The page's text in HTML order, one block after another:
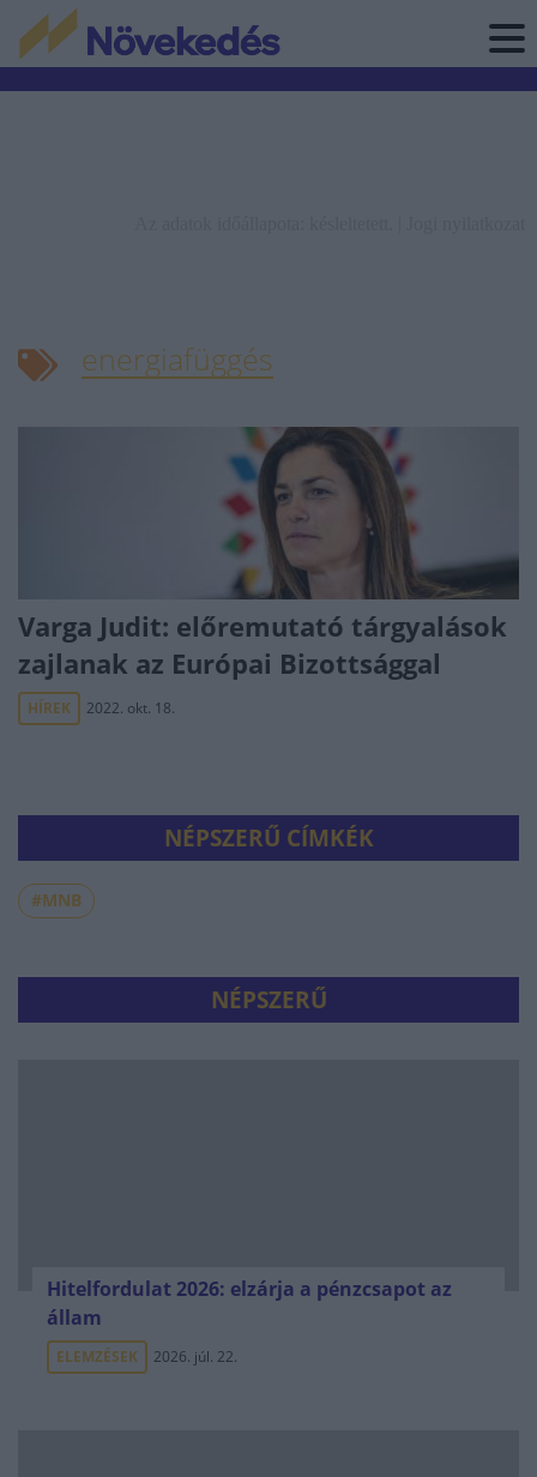
energiafüggés
Varga Judit: előremutató tárgyalások
zajlanak az Európai Bizottsággal
HÍREK 2022. okt. 18.
NÉPSZERŰ CÍMKÉK
#MNB
NÉPSZERŰ
Hitelfordulat 2026: elzárja a pénzcsapot az
állam
ELEMZÉSEK 2026. júl. 22.